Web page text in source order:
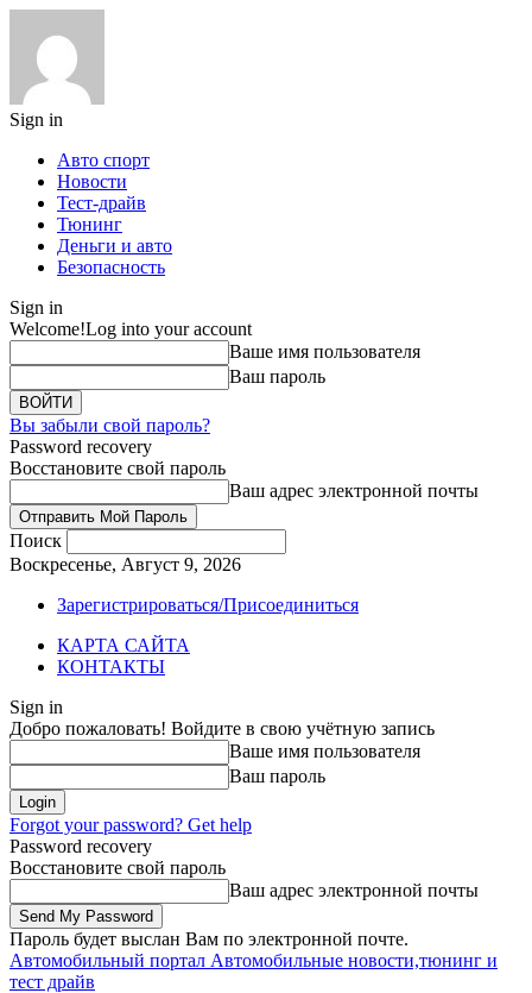
Sign in
Авто спорт
Новости
Тест-драйв
Тюнинг
Деньги и авто
Безопасность
Sign in
Welcome!Log into your account
Ваше имя пользователя
Ваш пароль
Вы забыли свой пароль?
Password recovery
Восстановите свой пароль
Ваш адрес электронной почты
Поиск
Воскресенье, Август 9, 2026
Зарегистрироваться/Присоединиться
КАРТА САЙТА
КОНТАКТЫ
Sign in
Добро пожаловать! Войдите в свою учётную запись
Ваше имя пользователя
Ваш пароль
Forgot your password? Get help
Password recovery
Восстановите свой пароль
Ваш адрес электронной почты
Пароль будет выслан Вам по электронной почте.
Автомобильный портал Автомобильные новости,тюнинг и
тест драйв